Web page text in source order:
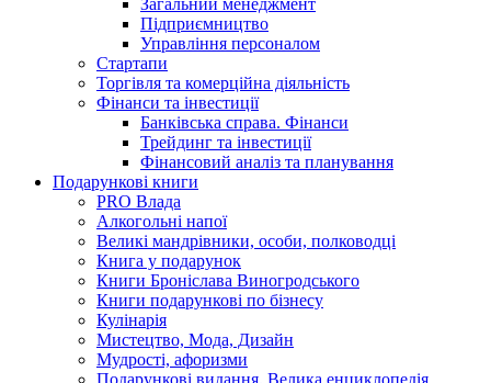
Загальний менеджмент
Підприємництво
Управління персоналом
Стартапи
Торгівля та комерційна діяльність
Фінанси та інвестиції
Банківська справа. Фінанси
Трейдинг та інвестиції
Фінансовий аналіз та планування
Подарункові книги
PRO Влада
Алкогольні напої
Великі мандрівники, особи, полководці
Книга у подарунок
Книги Броніслава Виногродського
Книги подарункові по бізнесу
Кулінарія
Мистецтво, Мода, Дизайн
Мудрості, афоризми
Подарункові видання. Велика енциклопедія